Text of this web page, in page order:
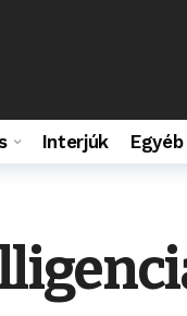
Interjúk Egyéb